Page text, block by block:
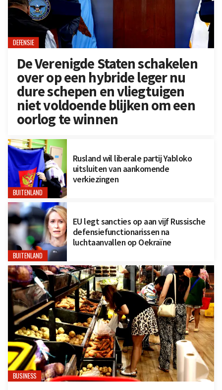
DEFENSIE
De Verenigde Staten schakelen
over op een hybride leger nu
dure schepen en vliegtuigen
niet voldoende blijken om een
oorlog te winnen
BUITENLAND
Rusland wil liberale partij Yabloko
uitsluiten van aankomende
verkiezingen
BUITENLAND
EU legt sancties op aan vijf Russische
defensiefunctionarissen na
luchtaanvallen op Oekraïne
BUSINESS